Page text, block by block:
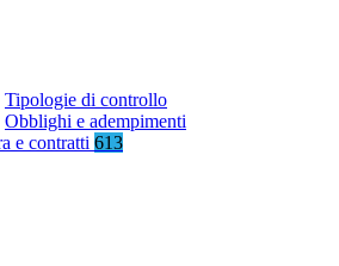
Tipologie di controllo
Obblighi e adempimenti
e contratti 613